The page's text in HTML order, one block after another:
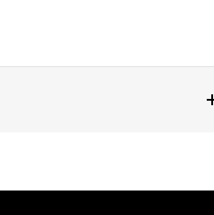
cubierta del filtro de aire en